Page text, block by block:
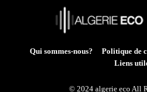
Qui sommes-nous? Politique de
Liens
© 2024 algerie eco All